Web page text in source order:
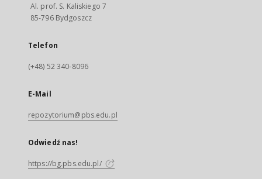
Al. prof. S. Kaliskiego 7
85-796 Bydgoszcz
Telefon
(+48) 52 340-8096
E-Mail
repozytorium@pbs.edu.pl
Odwiedź nas!
https://bg.pbs.edu.pl/